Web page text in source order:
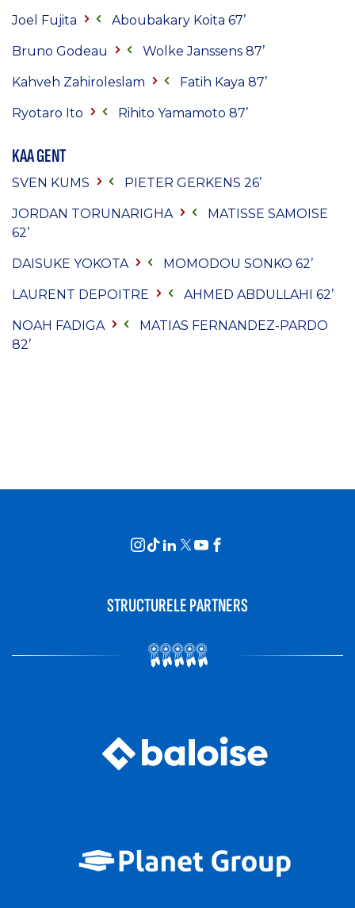
Joel Fujita Aboubakary Koita 67’
Bruno Godeau Wolke Janssens 87’
Kahveh Zahiroleslam Fatih Kaya 87’
Ryotaro Ito Rihito Yamamoto 87’
KAA GENT
SVEN KUMS PIETER GERKENS 26’
JORDAN TORUNARIGHA
MATISSE SAMOISE
62’
DAISUKE YOKOTA MOMODOU SONKO 62’
LAURENT DEPOITRE AHMED ABDULLAHI 62’
NOAH FADIGA
MATIAS FERNANDEZ-PARDO
82’
STRUCTURELE PARTNERS